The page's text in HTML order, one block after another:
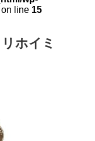
on line 15
ホイミ